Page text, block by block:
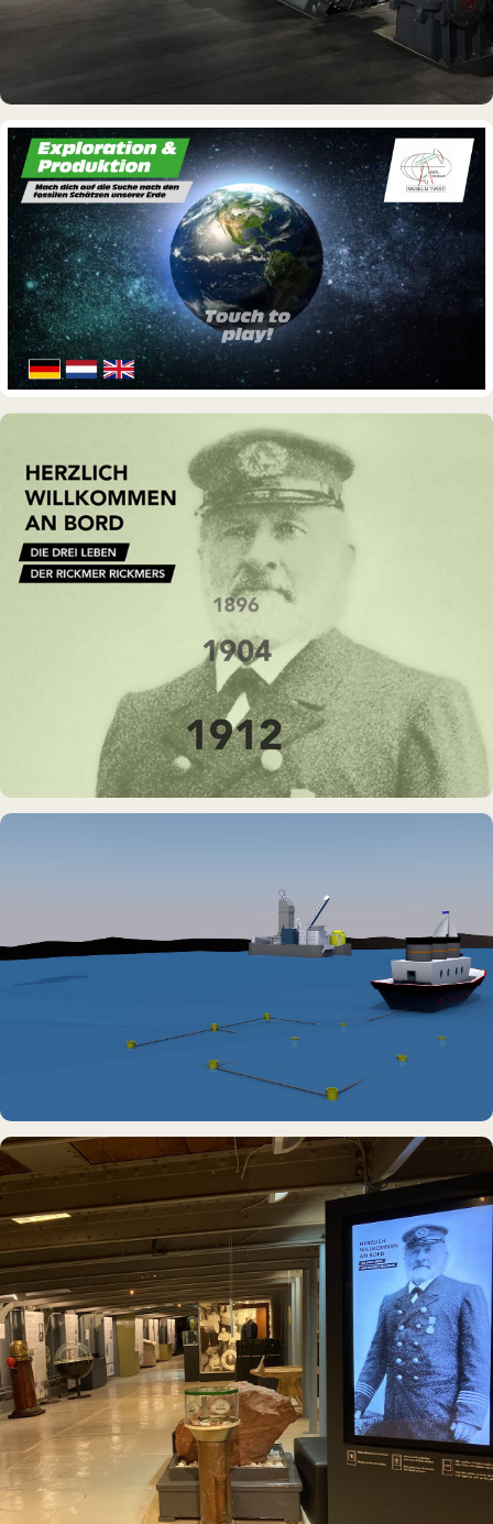
DAUERAUSSTELLUNG · 3D · FILM
Erdölmuseum Twist
DAUERAUSSTELLUNG · 3D · FILM
Erdölmuseum Twist
DAUERAUSSTELLUNG · VR
Erlebnisraum Büsum